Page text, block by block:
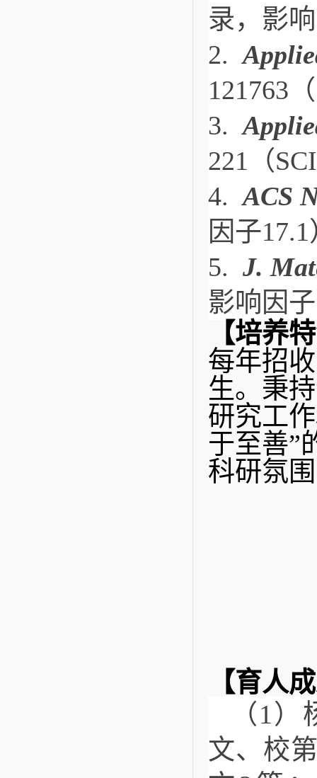
录，影
2.
121763
3.
221（
4. ACS
因子
5. J.
影响因
【培养
每年招
生。秉
研究工
于至善”
科研氛
【育人
（1
文、校